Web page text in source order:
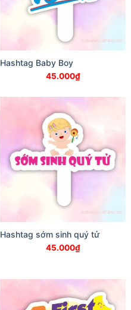
Hashtag Baby Boy
45.000₫
Hashtag sớm sinh quý tử
45.000₫